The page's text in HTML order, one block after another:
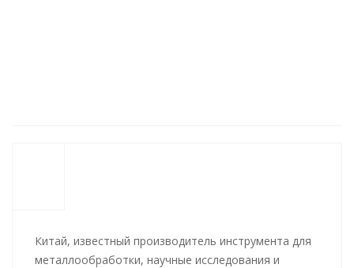
Китай, известный производитель инструмента для
металлообработки, научные исследования и